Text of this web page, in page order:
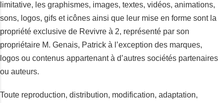
limitative, les graphismes, images, textes, vidéos, animations,
sons, logos, gifs et icônes ainsi que leur mise en forme sont la
propriété exclusive de Revivre à 2, représenté par son
propriétaire M. Genais, Patrick à l’exception des marques,
logos ou contenus appartenant à d’autres sociétés partenaires
ou auteurs.
Toute reproduction, distribution, modification, adaptation,